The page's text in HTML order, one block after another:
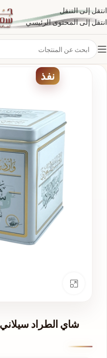
انتقل إلى التنقل
انتقل إلى المحتوى الرئيسي
نفذ